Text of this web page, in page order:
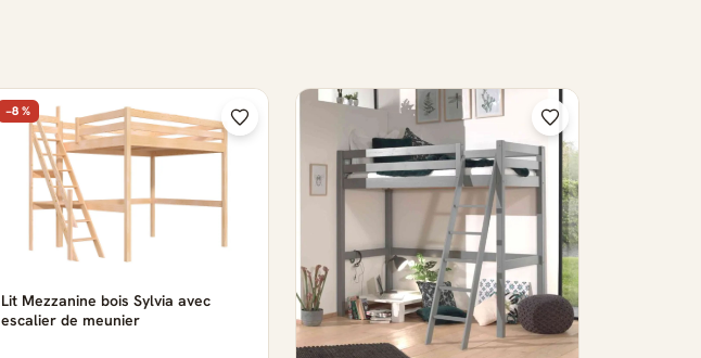
−8 %
Lit Mezzanine bois Sylvia avec
escalier de meunier